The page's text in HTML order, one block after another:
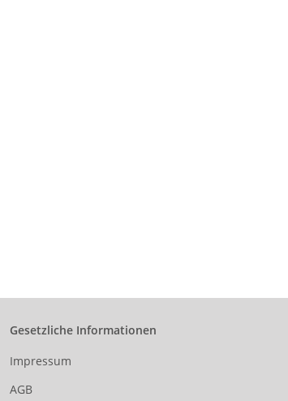
Gesetzliche Informationen
Impressum
AGB